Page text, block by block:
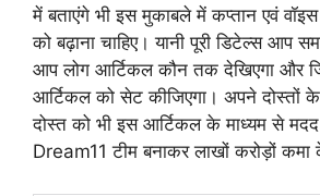
में बताएंगे भी इस मुकाबले में कप्तान एवं
को बढ़ाना चाहिए। यानी पूरी डिटेल्स आप
आप लोग आर्टिकल कौन तक देखिएगा और
आर्टिकल को सेट कीजिएगा। अपने दोस्तों
दोस्त को भी इस आर्टिकल के माध्यम से
Dream11 टीम बनाकर लाखों करोड़ों